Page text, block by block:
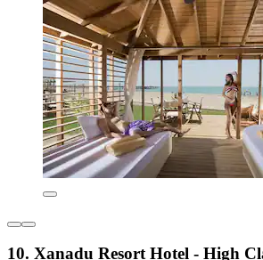
10. Xanadu Resort Hotel - High